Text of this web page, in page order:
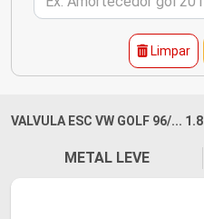
Limpar
VALVULA ESC VW GOLF 96/... 1.8
METAL LEVE